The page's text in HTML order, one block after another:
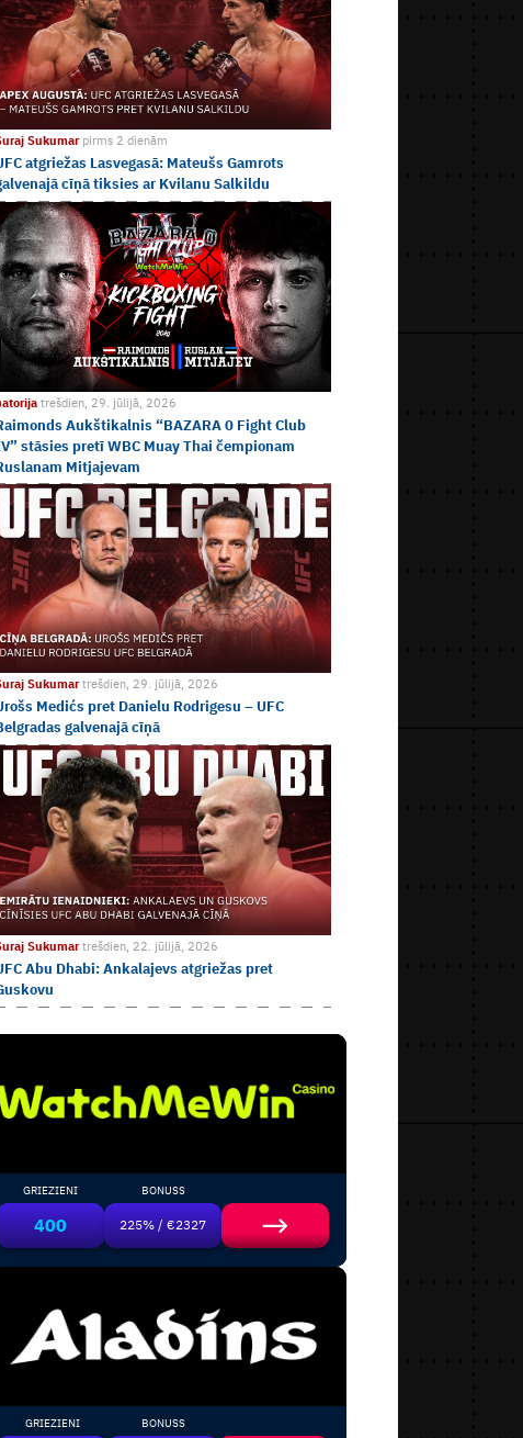
Sukumar pirms 2 dienām
atgriežas Lasvegasā: Mateušs Gamrots
cīņā tiksies ar Kvilanu Salkildu
trešdien, 29. jūlijā, 2026
Aukštikalnis “BAZARA 0 Fight Club
stāsies pretī WBC Muay Thai čempionam
Mitjajevam
Sukumartrešdien, 29. jūlijā, 2026
Medićs pret Danielu Rodrigesu – UFC
galvenajā cīņā
Sukumartrešdien, 22. jūlijā, 2026
Abu Dhabi: Ankalajevs atgriežas pret
GRIEZIENI
400
BONUSS
225% / €2327
GRIEZIENI BONUSS